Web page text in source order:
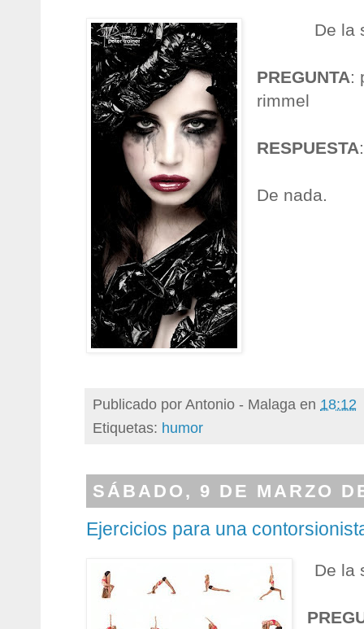
De la
PREGUNTA:
rimmel
RESPUESTA
De nada.
Publicado porAntonio - Malaga en 18:12
Etiquetas: humor
SÁBADO, 9 DE MARZO
Ejercicios para una
De la